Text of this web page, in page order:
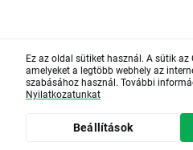
Ez az oldal sütiket használ. A sütik
amelyeket a legtöbb webhely az
szabásához használ. További
Nyilatkozatunkat
Beállítások